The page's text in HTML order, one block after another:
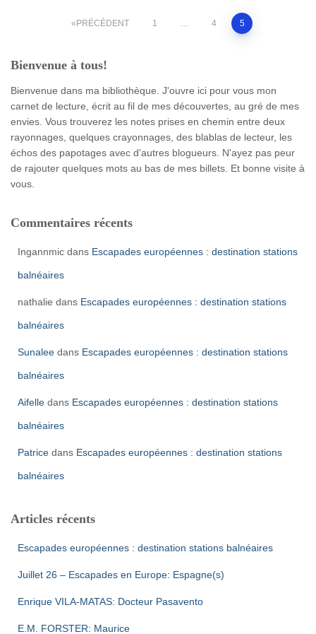
Pagination
des
publications
PRÉCÉDENT 1 … 4 5
Bienvenue à tous!
Bienvenue dans ma bibliothèque. J'ouvre ici pour vous mon
carnet de lecture, écrit au fil de mes découvertes, au gré de mes
envies. Vous trouverez les notes prises en chemin entre deux
rayonnages, quelques crayonnages, des blablas de lecteur, les
échos des papotages avec d'autres blogueurs. N'ayez pas peur
de rajouter quelques mots au bas de mes billets. Et bonne visite à
vous.
Commentaires récents
Ingannmic dans Escapades européennes : destination stations
balnéaires
nathalie dans Escapades européennes : destination stations
balnéaires
Sunalee dans Escapades européennes : destination stations
balnéaires
Aifelle dans Escapades européennes : destination stations
balnéaires
Patrice dans Escapades européennes : destination stations
balnéaires
Articles récents
Escapades européennes : destination stations balnéaires
Juillet 26 – Escapades en Europe: Espagne(s)
Enrique VILA-MATAS: Docteur Pasavento
E.M. FORSTER: Maurice